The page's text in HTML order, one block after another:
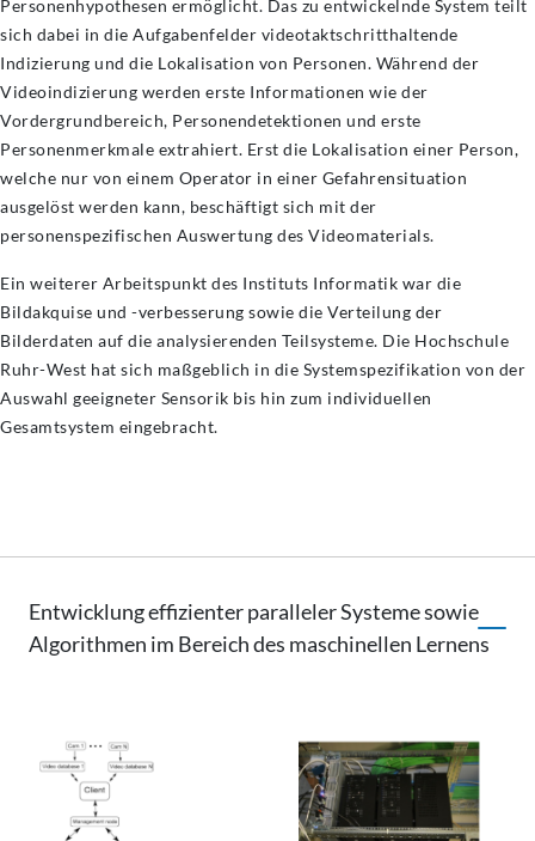
Personenhypothesen ermöglicht. Das zu entwickelnde System teilt
sich dabei in die Aufgabenfelder videotaktschritthaltende
Indizierung und die Lokalisation von Personen. Während der
Videoindizierung werden erste Informationen wie der
Vordergrundbereich, Personendetektionen und erste
Personenmerkmale extrahiert. Erst die Lokalisation einer Person,
welche nur von einem Operator in einer Gefahrensituation
ausgelöst werden kann, beschäftigt sich mit der
personenspezifischen Auswertung des Videomaterials.
Ein weiterer Arbeitspunkt des Instituts Informatik war die
Bildakquise und -verbesserung sowie die Verteilung der
Bilderdaten auf die analysierenden Teilsysteme. Die Hochschule
Ruhr-West hat sich maßgeblich in die Systemspezifikation von der
Auswahl geeigneter Sensorik bis hin zum individuellen
Gesamtsystem eingebracht.
Entwicklung effizienter paralleler Systeme sowie
Algorithmen im Bereich des maschinellen Lernens